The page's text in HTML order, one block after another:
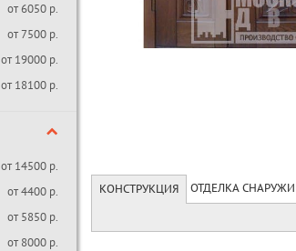
от 6050 р.
от 7500 р.
от 19000 р.
от 18100 р.
от 14500 р.
от 4400 р.
от 5850 р.
от 8000 р.
КОНСТРУКЦИЯ ОТДЕЛКА СНАРУЖИ